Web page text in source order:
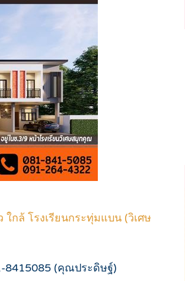
กล้ โรงเรียนกระทุ่มแบน (วิเศษ
8415085 (คุณประดิษฐ์)